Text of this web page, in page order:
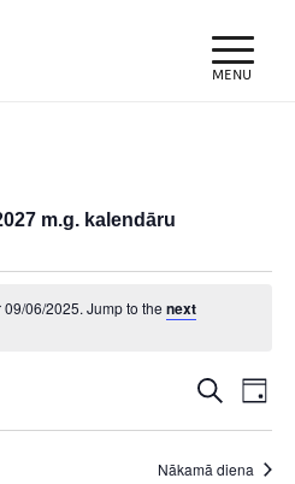
m.g. kalendāru
06/2025. Jump to thenext
Search
and
Meklēt
Day
Nākamā diena